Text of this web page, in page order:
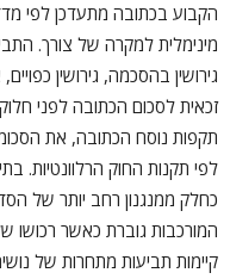
הקבוע בכתובה מתעדכן לפי
מינימלית למקרה של צורך.
גירושין בהסכמה, גירושין
זכאית לסכום הכתובה לפני
תקפות נוסח הכתובה, את
לפי תקנות החוק הרלוונטיות.
כחלק ממנגנון רחב יותר של
המורכבות גוברת כאשר רכושו
קיימות תביעות מתחרות של